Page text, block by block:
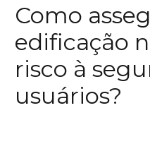
Como
edificação
risco à
usuários?